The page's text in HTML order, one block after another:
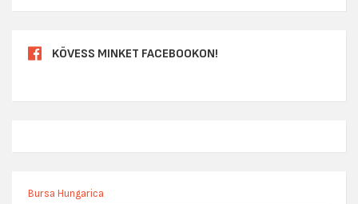
KÖVESS MINKET FACEBOOKON!
Bursa Hungarica